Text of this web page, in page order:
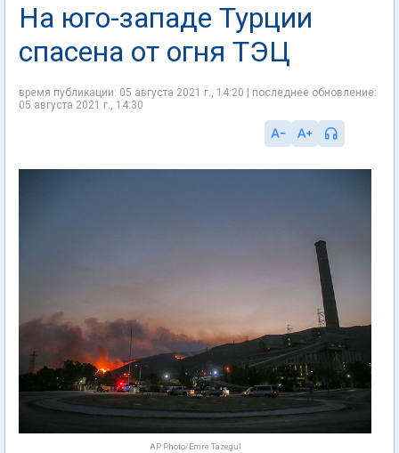
На юго-западе Турции
спасена от огня ТЭЦ
время публикации: 05 августа 2021 г., 14:20 | последнее обновление:
05 августа 2021 г., 14:30
AP Photo/Emre Tazegul